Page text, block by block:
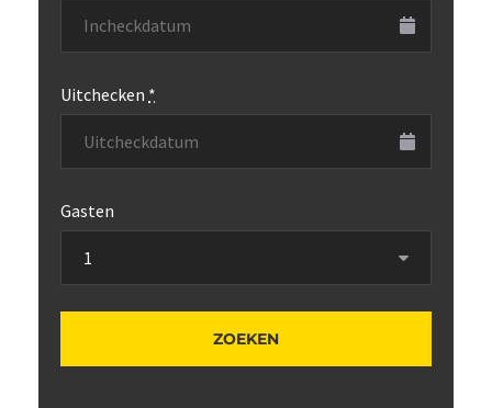
Uitchecken *
Gasten